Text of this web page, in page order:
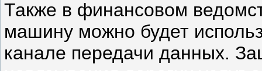
Также в финансовом
машину можно будет
канале передачи данных.